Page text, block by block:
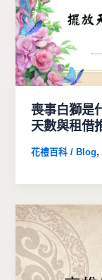
喪事白獅是
天數與租借
花禮百科 / Blog,